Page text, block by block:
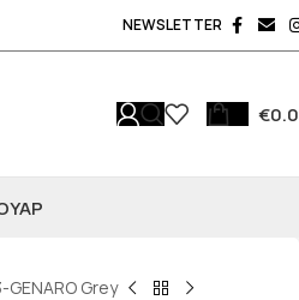
NEWSLETTER
€
Grey